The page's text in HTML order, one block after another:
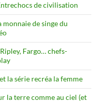
de civilisation
monnaie de singe du
Fargo… chefs-
la série recréa la femme
la terre comme au ciel (et